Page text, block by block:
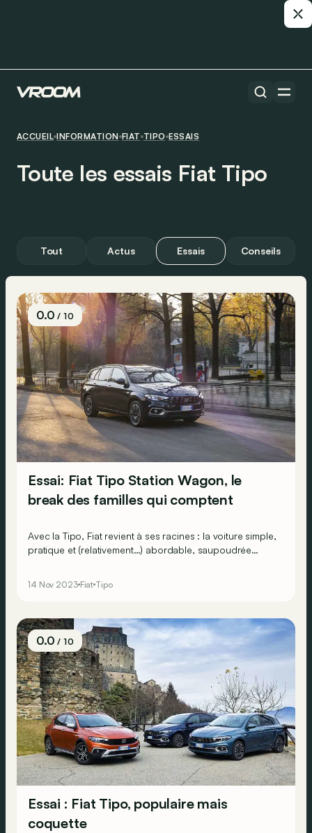
ACCUEIL INFORMATION FIAT TIPO ESSAIS
Toute les essais Fiat Tipo
Tout Actus Essais Conseils
0.0/ 10
Essai: Fiat Tipo Station Wagon, le
break des familles qui comptent
Avec la Tipo, Fiat revient à ses racines : la voiture simple,
pratique et (relativement…) abordable, saupoudrée
14 Nov 2023 Fiat Tipo
0.0/ 10
Essai : Fiat Tipo, populaire mais
coquette